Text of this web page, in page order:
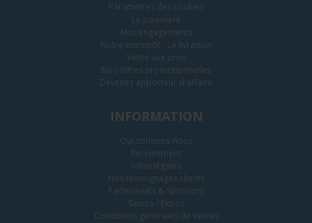
Paramètres des cookies
Le paiement
Nos engagements
Notre entrepôt - La livraison
Vente aux pros
Nos offres promotionnelles
Devenez apporteur d'affaire
INFORMATION
Qui sommes-nous
Recrutement
Infos légales
Nos témoignages clients
Partenariats & Sponsors
Salons / Expos
Conditions générales de ventes